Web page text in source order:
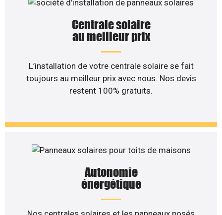
Centrale solaire
au meilleur prix
L’installation de votre centrale solaire se fait
toujours au meilleur prix avec nous. Nos devis
restent 100% gratuits.
Autonomie
énergétique